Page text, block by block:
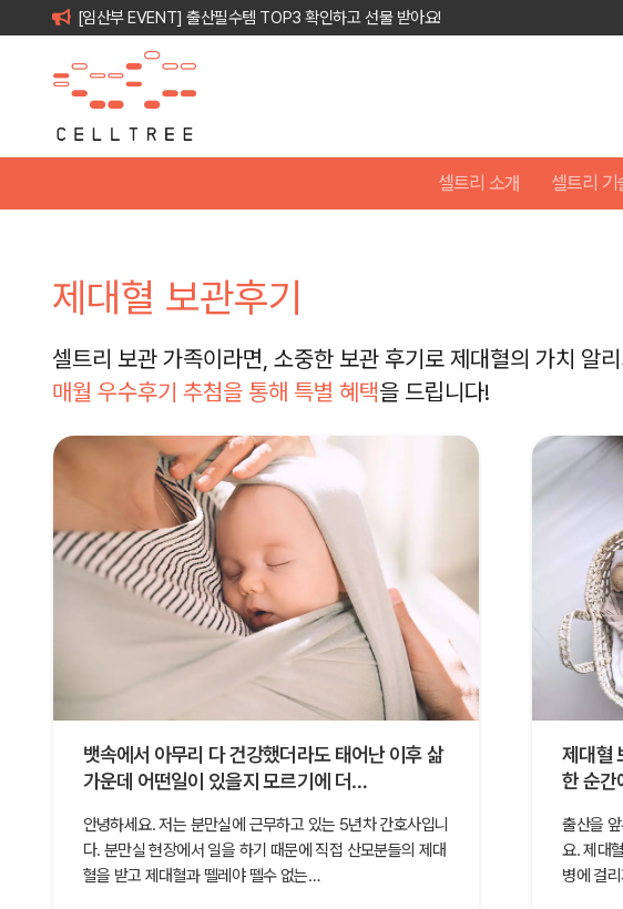
[임산부 EVENT] 출산필수템 TOP3 확인하고 선물 받아요!
셀트리 소개 셀트리 기
제대혈 보관후기
셀트리 보관 가족이라면, 소중한 보관 후기로 제대혈의 가치 알
매월 우수후기 추첨을 통해 특별 혜택을 드립니다!
뱃속에서 아무리 다 건강했더라도 태어난 이후 삶
가운데 어떤일이 있을지 모르기에 더…
안녕하세요. 저는 분만실에 근무하고 있는 5년차 간호사입니
다. 분만실 현장에서 일을 하기 때문에 직접 산모분들의 제대
혈을 받고 제대혈과 뗄레야 뗄수 없는…
제대혈
한 순
출산을
요. 제대
병에 걸